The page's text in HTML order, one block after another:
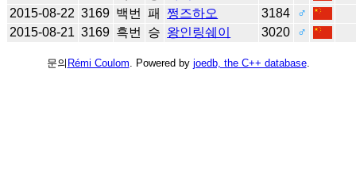
2015-08-22 3169 백번 패 쩡즈하오 3184
♂
2015-08-21 3169 흑번 승 왕인링쉐이 3020 ♂
문의 Rémi Coulom . Powered by joedb, the C++ database.